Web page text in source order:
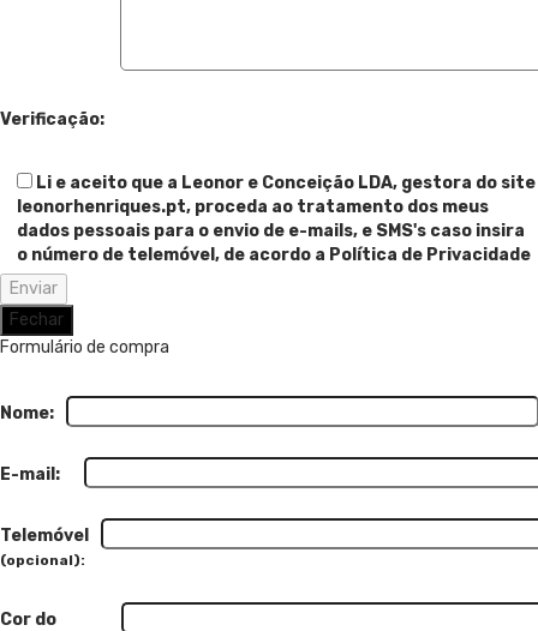
Verificação:
Li e aceito que a Leonor e Conceição LDA, gestora do site
leonorhenriques.pt, proceda ao tratamento dos meus
dados pessoais para o envio de e-mails, e SMS's caso insira
o número de telemóvel, de acordo a Política de Privacidade
Fechar
Formulário de compra
Nome:
E-mail:
Telemóvel
(opcional):
Cor do